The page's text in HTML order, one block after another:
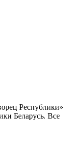
Республики»
Беларусь. Все